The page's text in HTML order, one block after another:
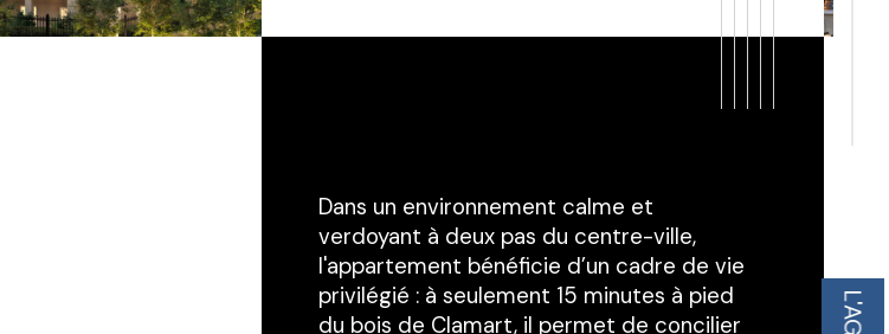
Dans un environnement calme et
verdoyant à deux pas du centre-ville,
l'appartement bénéficie d’un cadre de vie
privilégié : à seulement 15 minutes à pied
du bois de Clamart, il permet de concilier